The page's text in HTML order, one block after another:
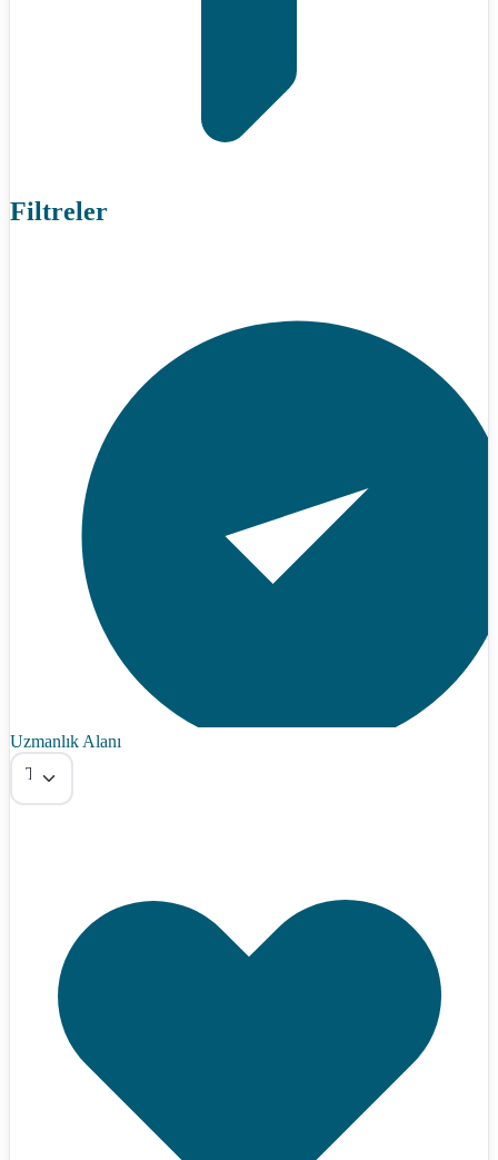
Filtreler
Uzmanlık Alanı
Tümü